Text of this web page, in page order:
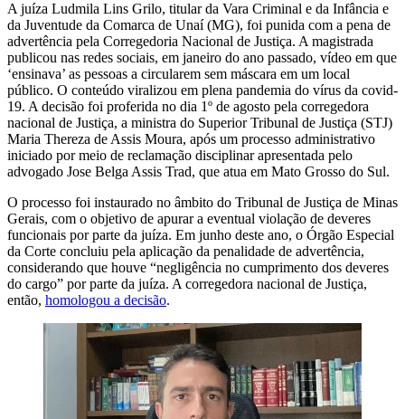
A juíza Ludmila Lins Grilo, titular da Vara Criminal e da Infância e
da Juventude da Comarca de Unaí (MG), foi punida com a pena de
advertência pela Corregedoria Nacional de Justiça. A magistrada
publicou nas redes sociais, em janeiro do ano passado, vídeo em que
‘ensinava’ as pessoas a circularem sem máscara em um local
público. O conteúdo viralizou em plena pandemia do vírus da covid-
19. A decisão foi proferida no dia 1º de agosto pela corregedora
nacional de Justiça, a ministra do Superior Tribunal de Justiça (STJ)
Maria Thereza de Assis Moura, após um processo administrativo
iniciado por meio de reclamação disciplinar apresentada pelo
advogado Jose Belga Assis Trad, que atua em Mato Grosso do Sul.
O processo foi instaurado no âmbito do Tribunal de Justiça de Minas
Gerais, com o objetivo de apurar a eventual violação de deveres
funcionais por parte da juíza. Em junho deste ano, o Órgão Especial
da Corte concluiu pela aplicação da penalidade de advertência,
considerando que houve “negligência no cumprimento dos deveres
do cargo” por parte da juíza. A corregedora nacional de Justiça,
então, homologou a decisão.